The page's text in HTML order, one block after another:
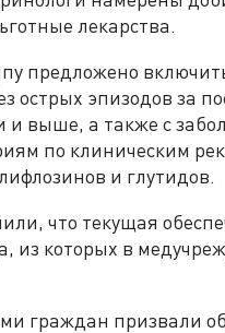
лекарства.
предложено
острых эпизодов за
и выше, а также с
по клиническим
и глутидов.
что текущая
из которых в
граждан призвали